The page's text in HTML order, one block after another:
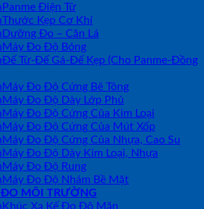
Panme Điện Tử
Thước Kẹp Cơ Khí
Dưỡng Đo – Căn Lá
Máy Đo Độ Bóng
Đế Từ-Đế Gá-Đế Kẹp (Cho Panme-Đồng
Máy Đo Độ Cứng Bê Tông
Máy Đo Độ Dày Lớp Phủ
Máy Đo Độ Cứng Của Kim Loại
Máy Đo Độ Cứng Của Mút Xốp
Máy Đo Độ Cứng Của Nhựa, Cao Su
Máy Đo Độ Dày Kim Loại, Nhựa
Máy Đo Độ Rung
Máy Đo Độ Nhám Bề Mặt
ĐO MÔI TRƯỜNG
Khúc Xạ Kế Đo Độ Mặn